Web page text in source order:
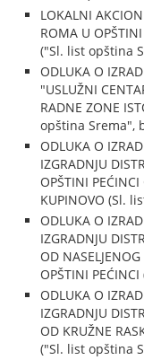
LOKALNI
ROMA U
("Sl. list opština
ODLUKA O
"USLUŽNI
RADNE ZONE
opština Srema",
ODLUKA O
IZGRADNJU
OPŠTINI
KUPINOVO (Sl.
ODLUKA O
IZGRADNJU
OD
OPŠTINI
ODLUKA O
IZGRADNJU
OD KRUŽNE
("Sl. list opština